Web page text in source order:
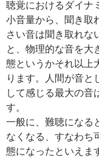
聴覚におけるダイナ
小音量から、聞き取
さい音は聞き取れな
と、物理的な音を大
態というかそれ以上
ります。人間が音と
して感じる最大の音
す。
一般に、難聴になる
なくなる、すなわち
態になったといえま